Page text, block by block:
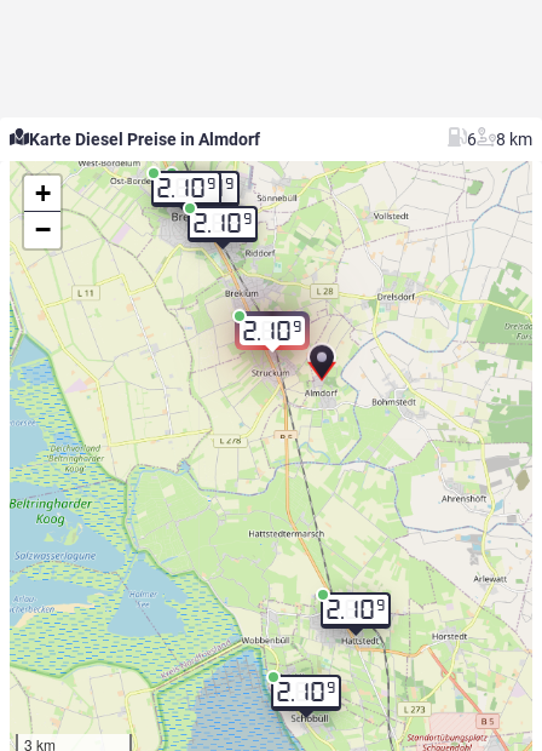
Karte Diesel Preise in Almdorf 6 8 km
2.109
2.109
2.10 9
2.109
2.109
2.109
+
−
3 km